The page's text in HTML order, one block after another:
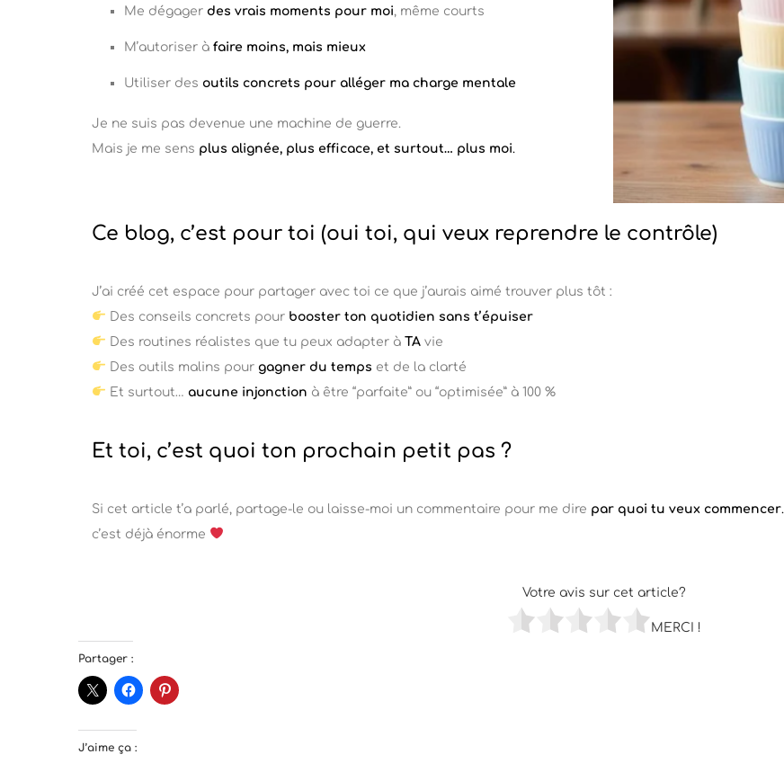
Me dégager des vrais moments pour moi, même courts
M’autoriser à faire moins, mais mieux
Utiliser des outils concrets pour alléger ma charge mentale
Je ne suis pas devenue une machine de guerre.
Mais je me sens plus alignée, plus efficace, et surtout… plus moi.
Ce blog, c’est pour toi (oui toi, qui veux reprendre le contrôle)
J’ai créé cet espace pour partager avec toi ce que j’aurais aimé trouver plus tôt :
Des conseils concrets pour booster ton quotidien sans t’épuiser
Des routines réalistes que tu peux adapter à TAvie
Des outils malins pourgagner du temps et de la clarté
Et surtout… aucune injonction à être “parfaite” ou “optimisée” à 100 %
Et toi, c’est quoi ton prochain petit pas ?
Si cet article t’a parlé, partage-le ou laisse-moi un commentaire pour me dire par quoi tu veux commencer.
c’est déjà énorme
Votre avis sur cet article?
MERCI !
Partager :
J’aime ça :